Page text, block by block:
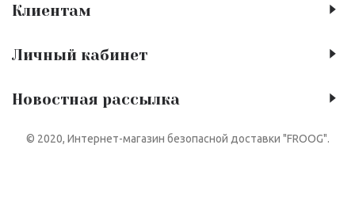
Клиентам
Личный кабинет
Новостная рассылка
© 2020, Интернет-магазин безопасной доставки "FROOG".